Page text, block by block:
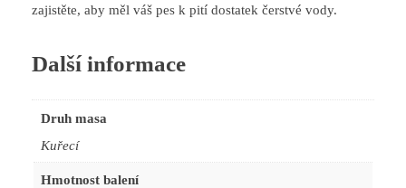
zajistěte, aby měl váš pes k pití dostatek čerstvé vody.
Další informace
Druh masa
Kuřecí
Hmotnost balení